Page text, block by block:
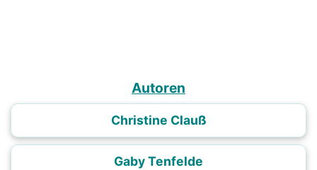
Autoren
Christine Clauß
Gaby Tenfelde